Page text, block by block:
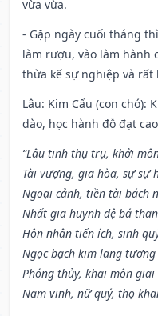
vừa vừa.
- Gặp ngày cuối tháng
làm rượu, vào làm hành
thừa kế sự nghiệp và rất
Lâu: Kim Cẩu (con chó):
dào, học hành đỗ đạt
“Lâu tinh thụ trụ, khởi
Tài vượng, gia hòa, sự sự
Ngoại cảnh, tiền tài bách
Nhất gia huynh đệ bá
Hôn nhân tiến ích, sinh
Ngọc bạch kim lang
Phóng thủy, khai môn giai
Nam vinh, nữ quý, thọ